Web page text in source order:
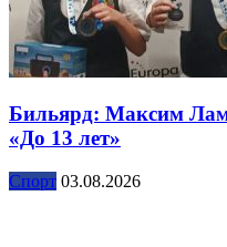
Бильярд: Максим
«До 13 лет»
Спорт 03.08.2026